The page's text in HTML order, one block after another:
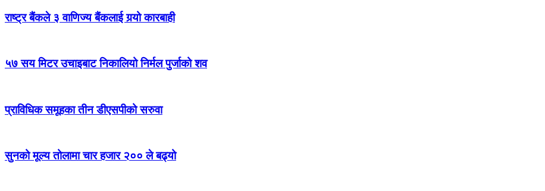
राष्ट्र बैंकले ३ वाणिज्य बैंकलाई गर्‍यो कारबाही
५७ सय मिटर उचाइबाट निकालियो निर्मल पुर्जाको शव
प्राविधिक समूहका तीन डीएसपीको सरुवा
सुनको मूल्य तोलामा चार हजार २०० ले बढ्यो